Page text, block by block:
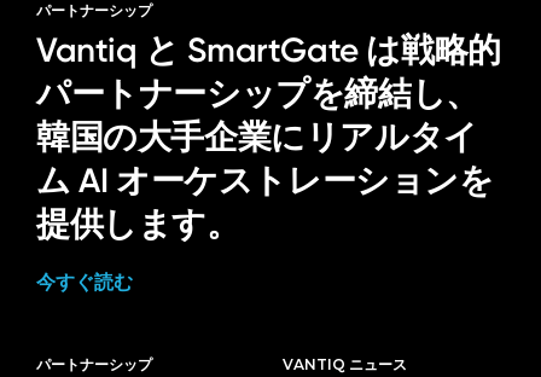
パートナーシップ
Vantiq と SmartGate は戦略的
パートナーシップを締結し、
韓国の大手企業にリアルタイ
ム AI オーケストレーションを
提供します。
今すぐ読む
パートナーシップ VANTIQ ニュース